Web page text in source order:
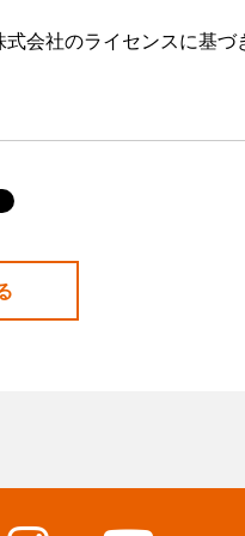
会社のライセンスに基づ